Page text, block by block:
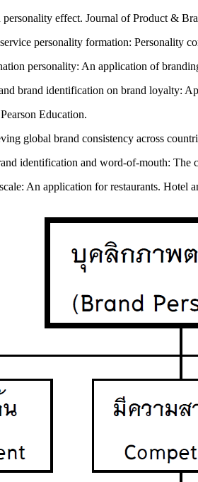
effect. Journal of Product &
personality formation: Personality
personality: An application of
brand identification on brand loyalty:
Education.
global brand consistency across
identification and word-of-mouth:
An application for restaurants. Hotel